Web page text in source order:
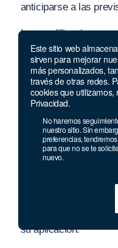
Este sitio web
sirven para mejorar
más personalizados,
través de otras redes.
cookies que
Privacidad.
No haremos
nuestro sitio. Sin
preferencias,
para que no se te
nuevo.
anticiparse a las
Las modificaciones
inscripciones, se
utilizados para la
Selección, por lo
anticipación a la
adicional.
Las modificaciones
lugares de aplicación
enlace: SIMO, con
de anticipación a la
su aplicación.